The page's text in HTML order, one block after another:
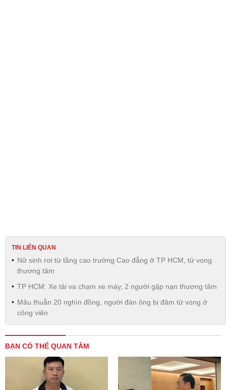
TIN LIÊN QUAN
Nữ sinh rơi từ tầng cao trường Cao đẳng ở TP HCM, tử vong
thương tâm
TP HCM: Xe tải va chạm xe máy, 2 người gặp nạn thương tâm
Mâu thuẫn 20 nghìn đồng, người đàn ông bị đâm tử vong ở
công viên
BẠN CÓ THỂ QUAN TÂM